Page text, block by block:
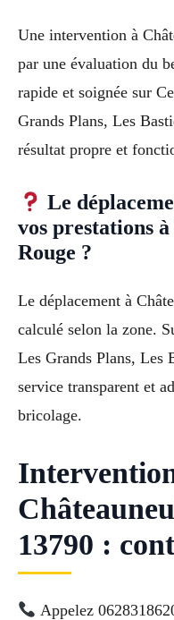
Une intervention à
par une évaluation du
rapide et soignée sur
Grands Plans, Les
résultat propre et
Le
vos prestations
Rouge ?
Le déplacement à
calculé selon la zone.
Les Grands Plans, Les
service transparent et
bricolage.
13790 :
Appelez